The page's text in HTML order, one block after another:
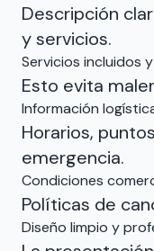
Descripción
y servicios.
Servicios incluidos
Esto evita
Información
Horarios,
emergencia.
Condiciones
Políticas de
Diseño limpio y